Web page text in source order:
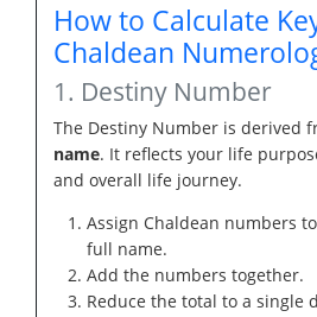
How to Calculate
Chaldean
1. Destiny Number
The Destiny Number is derived
name. It reflects your life
and overall life journey.
Assign Chaldean numbers
full name.
Add the numbers together.
Reduce the total to a single